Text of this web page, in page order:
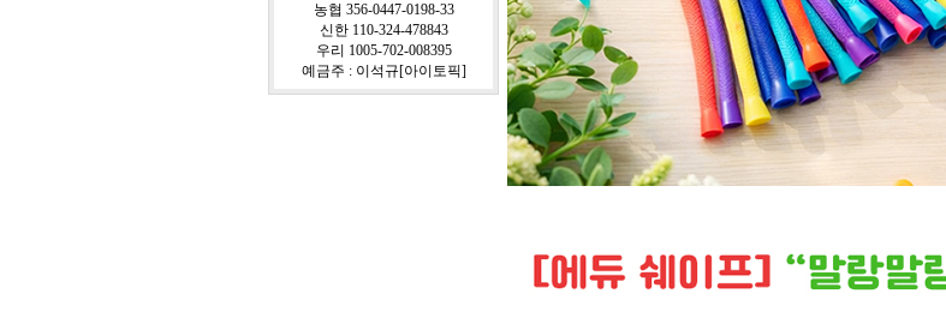
농협 356-0447-0198-33
신한 110-324-478843
우리 1005-702-008395
예금주 : 이석규[아이토픽]